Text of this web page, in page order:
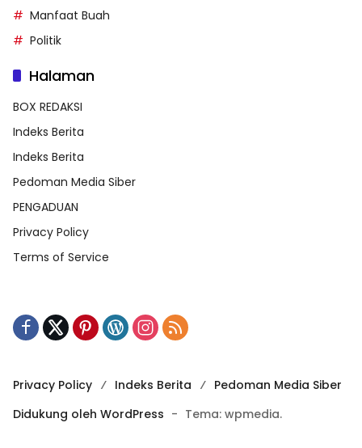
Manfaat Buah
Politik
Halaman
BOX REDAKSI
Indeks Berita
Indeks Berita
Pedoman Media Siber
PENGADUAN
Privacy Policy
Terms of Service
Privacy Policy Indeks Berita
Pedoman Media Siber
Didukung oleh WordPress - Tema: wpmedia.